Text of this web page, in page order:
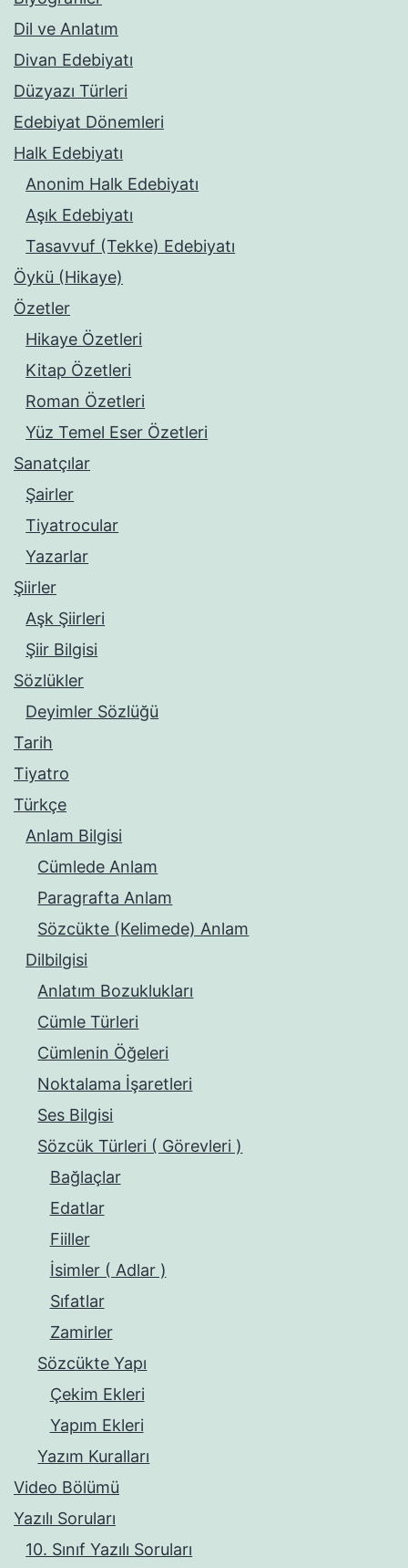
Dil ve Anlatım
Divan Edebiyatı
Düzyazı Türleri
Edebiyat Dönemleri
Halk Edebiyatı
Anonim Halk Edebiyatı
Aşık Edebiyatı
Tasavvuf (Tekke) Edebiyatı
Öykü (Hikaye)
Özetler
Hikaye Özetleri
Kitap Özetleri
Roman Özetleri
Yüz Temel Eser Özetleri
Sanatçılar
Şairler
Tiyatrocular
Yazarlar
Şiirler
Aşk Şiirleri
Şiir Bilgisi
Sözlükler
Deyimler Sözlüğü
Tarih
Tiyatro
Türkçe
Anlam Bilgisi
Cümlede Anlam
Paragrafta Anlam
Sözcükte (Kelimede) Anlam
Dilbilgisi
Anlatım Bozuklukları
Cümle Türleri
Cümlenin Öğeleri
Noktalama İşaretleri
Ses Bilgisi
Sözcük Türleri ( Görevleri )
Bağlaçlar
Edatlar
Fiiller
İsimler ( Adlar )
Sıfatlar
Zamirler
Sözcükte Yapı
Çekim Ekleri
Yapım Ekleri
Yazım Kuralları
Video Bölümü
Yazılı Soruları
10. Sınıf Yazılı Soruları